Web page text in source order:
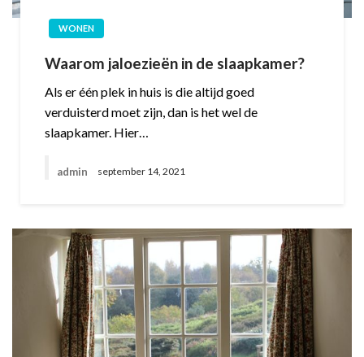
WONEN
Waarom jaloezieën in de slaapkamer?
Als er één plek in huis is die altijd goed
verduisterd moet zijn, dan is het wel de
slaapkamer. Hier…
admin september 14, 2021